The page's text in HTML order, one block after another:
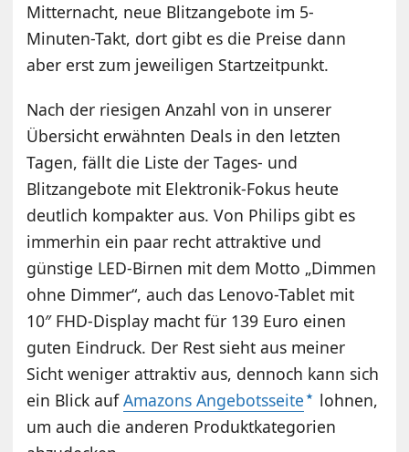
Mitternacht, neue Blitzangebote im 5-
Minuten-Takt, dort gibt es die Preise dann
aber erst zum jeweiligen Startzeitpunkt.
Nach der riesigen Anzahl von in unserer
Übersicht erwähnten Deals in den letzten
Tagen, fällt die Liste der Tages- und
Blitzangebote mit Elektronik-Fokus heute
deutlich kompakter aus. Von Philips gibt es
immerhin ein paar recht attraktive und
günstige LED-Birnen mit dem Motto „Dimmen
ohne Dimmer“, auch das Lenovo-Tablet mit
10″ FHD-Display macht für 139 Euro einen
guten Eindruck. Der Rest sieht aus meiner
Sicht weniger attraktiv aus, dennoch kann sich
ein Blick aufAmazons Angebotsseite
lohnen,
um auch die anderen Produktkategorien